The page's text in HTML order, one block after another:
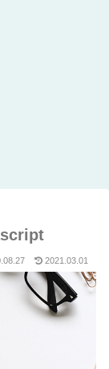
2021.03.01